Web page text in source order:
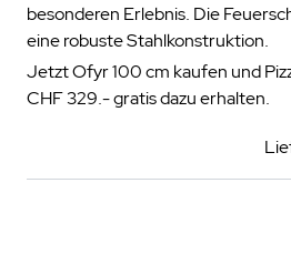
besonderen Erlebnis. Die
eine robuste Stahlkonstruktion.
Jetzt Ofyr 100 cm kaufen und
CHF 329.- gratis dazu erhalten.